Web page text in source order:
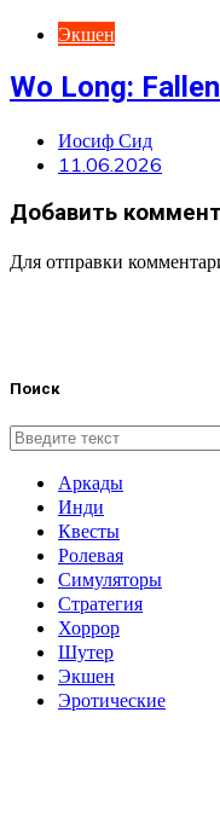
Экшен
Wo Long:
Иосиф Сид
11.06.2026
Добавить
Для отправки
Поиск
Аркады
Инди
Квесты
Ролевая
Симуляторы
Стратегия
Хоррор
Шутер
Экшен
Эротические